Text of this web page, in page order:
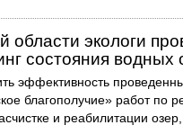
области экологи
состояния водных
эффективность
благополучие» работ по
и реабилитации озер,